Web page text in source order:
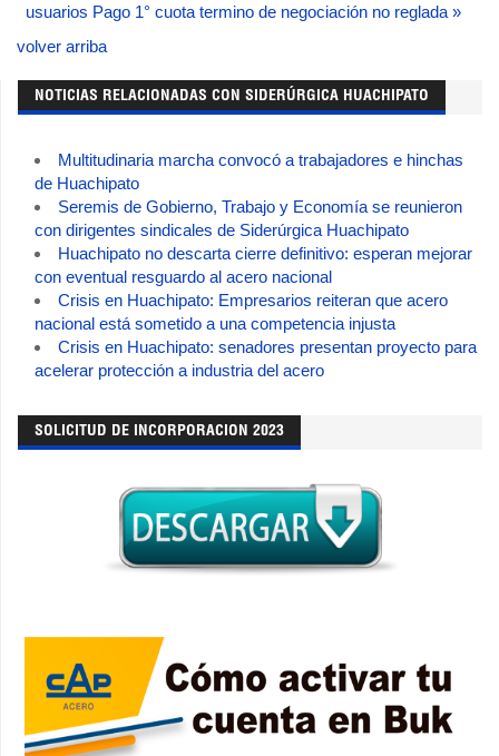
usuarios Pago 1° cuota termino de negociación no reglada »
volver arriba
NOTICIAS RELACIONADAS CON SIDERÚRGICA HUACHIPATO
Multitudinaria marcha convocó a trabajadores e hinchas
de Huachipato
Seremis de Gobierno, Trabajo y Economía se reunieron
con dirigentes sindicales de Siderúrgica Huachipato
Huachipato no descarta cierre definitivo: esperan mejorar
con eventual resguardo al acero nacional
Crisis en Huachipato: Empresarios reiteran que acero
nacional está sometido a una competencia injusta
Crisis en Huachipato: senadores presentan proyecto para
acelerar protección a industria del acero
SOLICITUD DE INCORPORACION 2023